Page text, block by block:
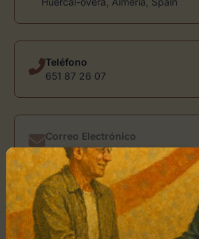
Teléfono
651 87 26 07
Correo Electrónico
usuario@directoriodearte.com
Sitio Web
www.cabañarte.com